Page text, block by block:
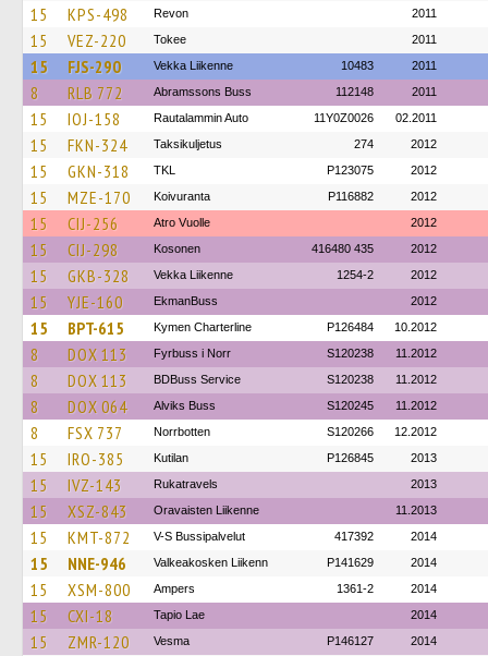
15 KPS-498 Revon 2011
15 VEZ-220 Tokee 2011
15 FJS-290 Vekka Liikenne 10483 2011
8 RLB 772 Abramssons Buss 112148 2011
15 IOJ-158 Rautalammin Auto 11Y0Z0026 02.2011
15 FKN-324 Taksikuljetus 274 2012
15 GKN-318 TKL P123075 2012
15 MZE-170 Koivuranta P116882 2012
15 CIJ-256 Atro Vuolle 2012
15 CIJ-298 Kosonen 416480 435 2012
15 GKB-328 Vekka Liikenne 1254-2 2012
15 YJE-160 EkmanBuss 2012
15 BPT-615 Kymen Charterline P126484 10.2012
8 DOX 113 Fyrbuss i Norr S120238 11.2012
8 DOX 113 BDBuss Service S120238 11.2012
8 DOX 064 Alviks Buss S120245 11.2012
8 FSX 737 Norrbotten S120266 12.2012
15 IRO-385 Kutilan P126845 2013
15 IVZ-143 Rukatravels 2013
15 XSZ-843 Oravaisten Liikenne 11.2013
15 KMT-872 V-S Bussipalvelut 417392 2014
15 NNE-946 Valkeakosken Liikenn P141629 2014
15 XSM-800 Ampers 1361-2 2014
15 CXI-18 Tapio Lae 2014
15 ZMR-120 Vesma P146127 2014